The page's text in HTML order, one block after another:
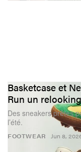
FOOTWEAR
Basketcase et
Run un
Des sneakers prêtes
l’été.
Jun 8,